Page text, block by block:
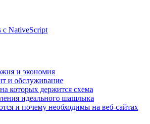
с NativeScript
и экономия
и обслуживание
которых держится схема
идеального шашлыка
и почему необходимы на веб-сайтах